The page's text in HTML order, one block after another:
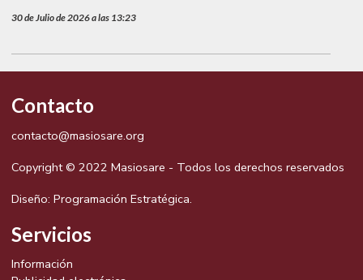
30 de Julio de 2026 a las 13:23
Contacto
contacto@masiosare.org
Copyright © 2022 Masiosare - Todos los derechos reservados
Diseño: Programación Estratégica.
Servicios
Información